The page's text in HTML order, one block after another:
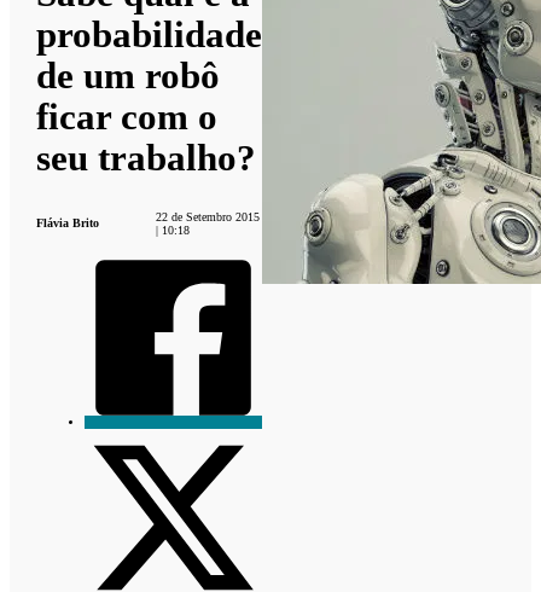
probabilidade
de um robô
ficar com o
seu trabalho?
Flávia Brito
22 de Setembro 2015
| 10:18